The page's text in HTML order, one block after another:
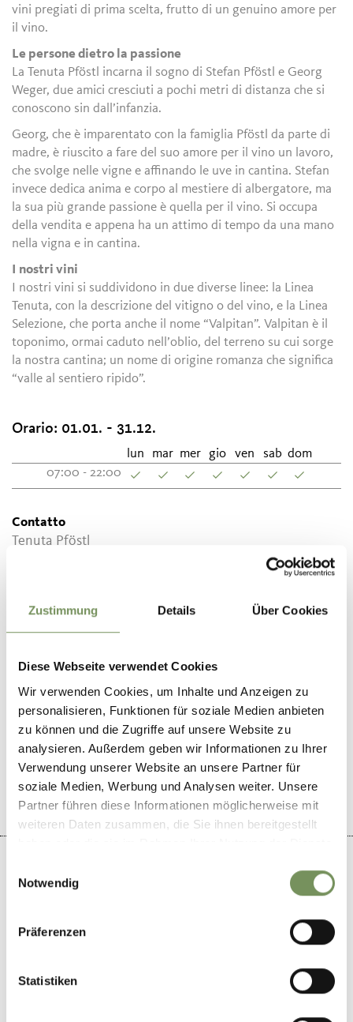
Zustimmung Details Über Cookies
Diese Webseite verwendet Cookies
Wir verwenden Cookies, um Inhalte und Anzeigen zu
personalisieren, Funktionen für soziale Medien anbieten
zu können und die Zugriffe auf unsere Website zu
analysieren. Außerdem geben wir Informationen zu Ihrer
Verwendung unserer Website an unsere Partner für
soziale Medien, Werbung und Analysen weiter. Unsere
Partner führen diese Informationen möglicherweise mit
weiteren Daten zusammen, die Sie ihnen bereitgestellt
Notwendig
Präferenzen
Statistiken
vini pregiati di prima scelta, frutto di un genuino amore per
il vino.
Le persone dietro la passione
La Tenuta Pföstl incarna il sogno di Stefan Pföstl e Georg
Weger, due amici cresciuti a pochi metri di distanza che si
conoscono sin dall’infanzia.
Georg, che è imparentato con la famiglia Pföstl da parte di
madre, è riuscito a fare del suo amore per il vino un lavoro,
che svolge nelle vigne e affinando le uve in cantina. Stefan
invece dedica anima e corpo al mestiere di albergatore, ma
la sua più grande passione è quella per il vino. Si occupa
della vendita e appena ha un attimo di tempo da una mano
nella vigna e in cantina.
I nostri vini
I nostri vini si suddividono in due diverse linee: la Linea
Tenuta, con la descrizione del vitigno o del vino, e la Linea
Selezione, che porta anche il nome “Valpitan”. Valpitan è il
toponimo, ormai caduto nell’oblio, del terreno su cui sorge
la nostra cantina; un nome di origine romanza che significa
“valle al sentiero ripido”.
Orario: 01.01. - 31.12.
lun mar mer gio ven sab dom
07:00 - 22:00
Contatto
Tenuta Pföstl
info@weingut-pfoestl.com
www.weingut-pfoestl.com
IL CONTENUTO VI È STATO UTILE?
−